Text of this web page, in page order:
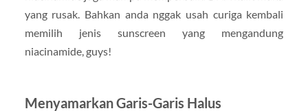
yang rusak. Bahkan anda nggak usah curiga kembali
memilih jenis sunscreen yang mengandung
niacinamide, guys!
Menyamarkan Garis-Garis Halus